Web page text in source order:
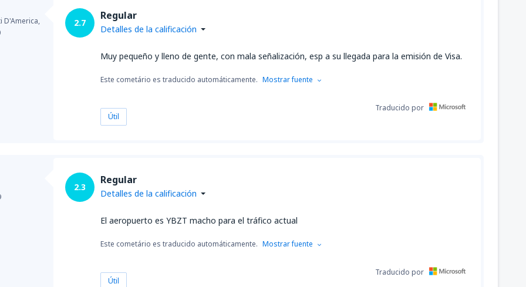
D'America,
2.7
Regular
Detalles de la calificación
Muy pequeño y lleno de gente, con mala señalización, esp a su llegada para la emisión de Visa.
Este cometário es traducido automáticamente. Mostrar fuente
Útil
Traducido por
2.3
Regular
Detalles de la calificación
El aeropuerto es YBZT macho para el tráfico actual
Este cometário es traducido automáticamente. Mostrar fuente
Útil
Traducido por